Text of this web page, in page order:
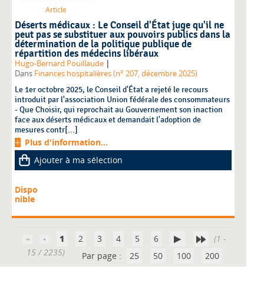
Article
Déserts médicaux : Le Conseil d'État juge qu'il ne
peut pas se substituer aux pouvoirs publics dans la
détermination de la politique publique de
répartition des médecins libéraux
Hugo-Bernard Pouillaude |
Dans Finances hospitalières (n° 207, décembre 2025)
Le 1er octobre 2025, le Conseil d'État a rejeté le recours
introduit par l'association Union fédérale des consommateurs
- Que Choisir, qui reprochait au Gouvernement son inaction
face aux déserts médicaux et demandait l'adoption de
mesures contr[...]
Plus d'information...
Ajouter à ma sélection
Dispo
nible
1 2 3 4 5 6
15 / 2235)
Par page : 25 50 100 200